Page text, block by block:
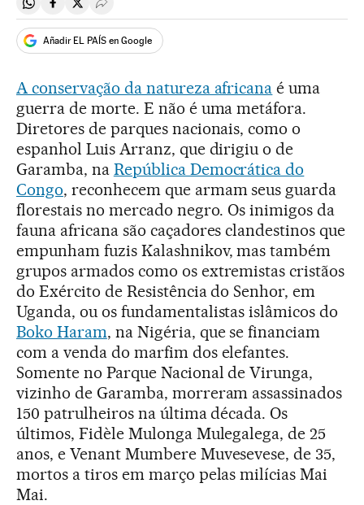
Compartir en Whatsapp
Compartir en Facebook
Compartir en Twitter
Desplegar Redes Sociales
Añadir EL PAÍS en Google
A conservação da natureza africana é uma
guerra de morte. E não é uma metáfora.
Diretores de parques nacionais, como o
espanhol Luis Arranz, que dirigiu o de
Garamba, na República Democrática do
Congo, reconhecem que armam seus guarda
florestais no mercado negro. Os inimigos da
fauna africana são caçadores clandestinos que
empunham fuzis Kalashnikov, mas também
grupos armados como os extremistas cristãos
do Exército de Resistência do Senhor, em
Uganda, ou os fundamentalistas islâmicos do
Boko Haram, na Nigéria, que se financiam
com a venda do marfim dos elefantes.
Somente no Parque Nacional de Virunga,
vizinho de Garamba, morreram assassinados
150 patrulheiros na última década. Os
últimos, Fidèle Mulonga Mulegalega, de 25
anos, e Venant Mumbere Muvesevese, de 35,
mortos a tiros em março pelas milícias Mai
Mai.